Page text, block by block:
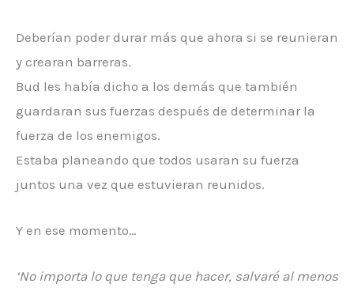
Deberían poder durar más que ahora si se reunieran
y crearan barreras.
Bud les había dicho a los demás que también
guardaran sus fuerzas después de determinar la
fuerza de los enemigos.
Estaba planeando que todos usaran su fuerza
juntos una vez que estuvieran reunidos.
Y en ese momento…
‘No importa lo que tenga que hacer, salvaré al menos